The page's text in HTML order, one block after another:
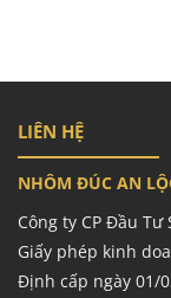
LIÊN HỆ
NHÔM ĐÚC AN
Công ty CP Đầu
Giấy phép kinh
Định cấp ngày 01/